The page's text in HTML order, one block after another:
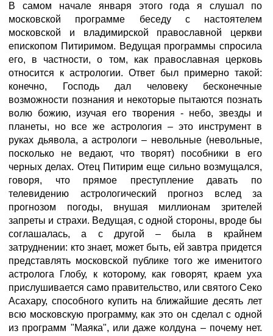
В самом начале января этого года я слушал по
московской программе беседу с настоятелем
московской и владимирской православной церкви
епископом Питиримом. Ведущая программы спросила
его, в частности, о том, как православная церковь
относится к астрологии. Ответ был примерно такой:
конечно, Господь дал человеку бесконечные
возможности познания и некоторые пытаются познать
волю божию, изучая его творения - небо, звезды и
планеты, но все же астрология – это инструмент в
руках дьявола, а астрологи – невольные (невольные,
посколько не ведают, что творят) пособники в его
черных делах. Отец Питирим еще сильно возмущался,
говоря, что прямое преступление давать по
телевидению астрологический прогноз вслед за
прогнозом погоды, внушая миллионам зрителей
запреты и страхи. Ведущая, с одной стороны, вроде бы
соглашалась, а с другой – была в крайнем
затруднении: кто знает, может быть, ей завтра придется
представлять московской публике того же именитого
астролога Глобу, к которому, как говорят, краем уха
прислушивается само правительство, или святого Секо
Асахару, способного купить на ближайшие десять лет
всю московскую программу, как это он сделал с одной
из программ "Маяка", или даже колдуна – почему нет.